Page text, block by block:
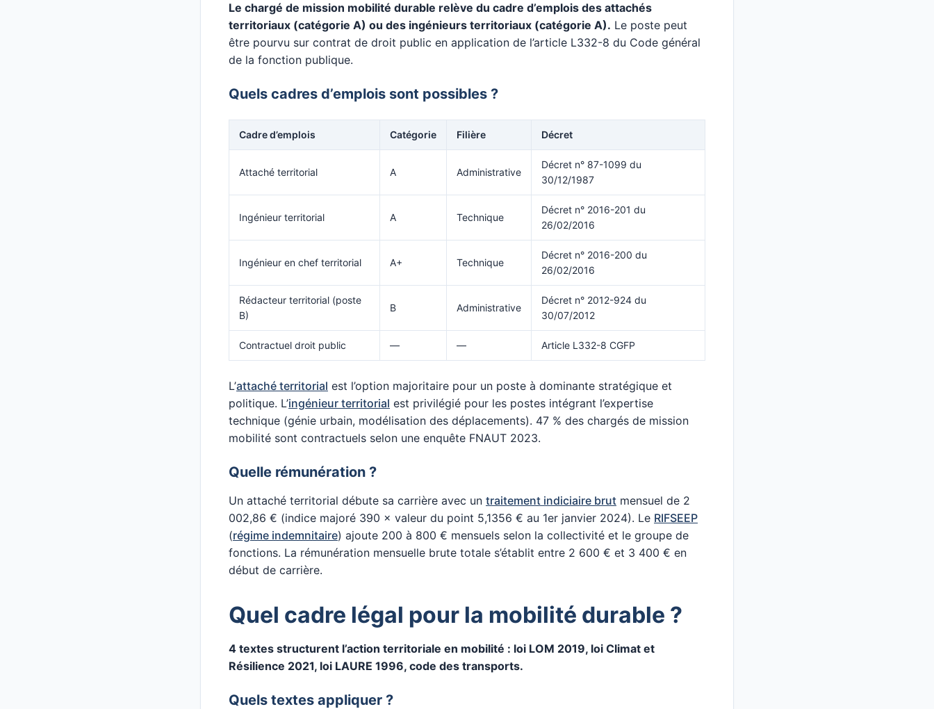
Le chargé de mission mobilité durable relève du cadre d’emplois des attachés
territoriaux (catégorie A) ou des ingénieurs territoriaux (catégorie A). Le poste peut
être pourvu sur contrat de droit public en application de l’article L332-8 du Code général
de la fonction publique.
Quels cadres d’emplois sont possibles ?
Cadre d’emplois Catégorie Filière Décret
Attaché territorial A Administrative
Décret n° 87-1099 du
30/12/1987
Ingénieur territorial A Technique
Décret n° 2016-201 du
26/02/2016
Ingénieur en chef territorial A+ Technique
Décret n° 2016-200 du
26/02/2016
Rédacteur territorial (poste
B)
B Administrative
Décret n° 2012-924 du
30/07/2012
Contractuel droit public — — Article L332-8 CGFP
L’attaché territorial est l’option majoritaire pour un poste à dominante stratégique et
politique. L’ingénieur territorial est privilégié pour les postes intégrant l’expertise
technique (génie urbain, modélisation des déplacements). 47 % des chargés de mission
mobilité sont contractuels selon une enquête FNAUT 2023.
Quelle rémunération ?
Un attaché territorial débute sa carrière avec un traitement indiciaire brut mensuel de 2
002,86 € (indice majoré 390 × valeur du point 5,1356 € au 1er janvier 2024). Le RIFSEEP
(régime indemnitaire) ajoute 200 à 800 € mensuels selon la collectivité et le groupe de
fonctions. La rémunération mensuelle brute totale s’établit entre 2 600 € et 3 400 € en
début de carrière.
Quel cadre légal pour la mobilité durable ?
4 textes structurent l’action territoriale en mobilité : loi LOM 2019, loi Climat et
Résilience 2021, loi LAURE 1996, code des transports.
Quels textes appliquer ?